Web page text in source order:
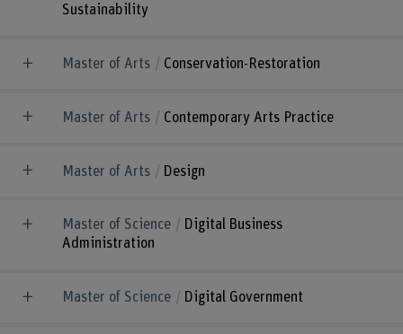
Sustainability
Master of Arts Conservation-Restoration
Master of Arts Contemporary Arts Practice
Master of Arts Design
Master of Science
Digital Business
Administration
Master of Science Digital Government